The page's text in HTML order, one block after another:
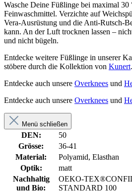
Wasche Deine Füßlinge bei maximal 30
Feinwaschmittel. Verzichte auf
Vera-Ausrüstung und die Anti-Rutsch-
kann. An der Luft trocknen lassen –
und nicht bügeln.
Entdecke weitere Füßlinge in unserer
stöbere durch die Kollektion von Kunert.
Entdecke auch unsere Overknees und
Entdecke auch unsere Overknees und
Menü schließen
DEN:
50
Grösse:
36-41
Material:
Polyamid, Elasthan
Optik:
matt
Nachhaltig
und Bio:
OEKO-
STANDARD 100